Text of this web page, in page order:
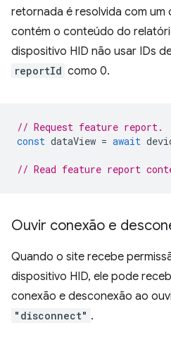
retornada é resolvida com um
contém o conteúdo do
dispositivo HID não usar IDs
reportId como 0.
// Request feature report.
const dataView = await
// Read feature report
Ouvir conexão e
Quando o site recebe
dispositivo HID, ele pode
conexão e desconexão ao
"disconnect" .